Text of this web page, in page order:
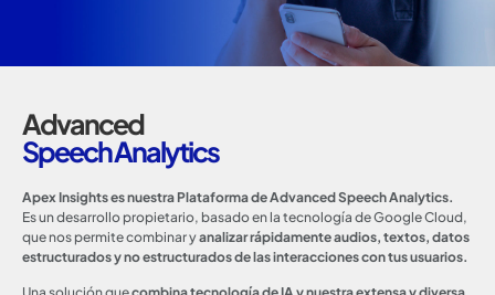
Advanced
Speech Analytics
Apex Insights es nuestra Plataforma de Advanced Speech Analytics.
Es un desarrollo propietario, basado en la tecnología de Google Cloud,
que nos permite combinar yanalizar rápidamente audios, textos, datos
estructurados y no estructurados de las interacciones con tus usuarios.